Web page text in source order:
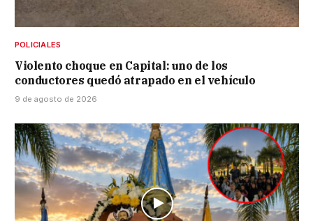
POLICIALES
Violento choque en Capital: uno de los
conductores quedó atrapado en el vehículo
9 de agosto de 2026